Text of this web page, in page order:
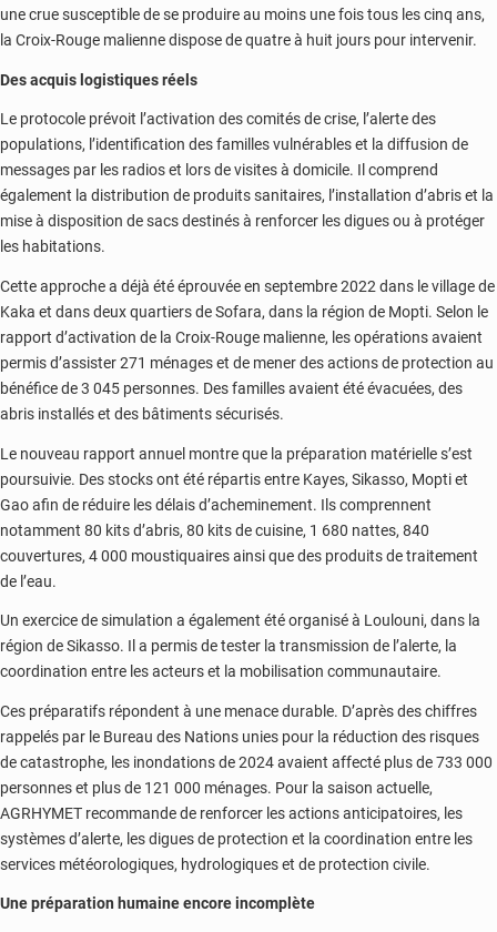
une crue susceptible de se produire au moins une fois tous les cinq ans,
la Croix-Rouge malienne dispose de quatre à huit jours pour intervenir.
Des acquis logistiques réels
Le protocole prévoit l’activation des comités de crise, l’alerte des
populations, l’identification des familles vulnérables et la diffusion de
messages par les radios et lors de visites à domicile. Il comprend
également la distribution de produits sanitaires, l’installation d’abris et la
mise à disposition de sacs destinés à renforcer les digues ou à protéger
les habitations.
Cette approche a déjà été éprouvée en septembre 2022 dans le village de
Kaka et dans deux quartiers de Sofara, dans la région de Mopti. Selon le
rapport d’activation de la Croix-Rouge malienne, les opérations avaient
permis d’assister 271 ménages et de mener des actions de protection au
bénéfice de 3 045 personnes. Des familles avaient été évacuées, des
abris installés et des bâtiments sécurisés.
Le nouveau rapport annuel montre que la préparation matérielle s’est
poursuivie. Des stocks ont été répartis entre Kayes, Sikasso, Mopti et
Gao afin de réduire les délais d’acheminement. Ils comprennent
notamment 80 kits d’abris, 80 kits de cuisine, 1 680 nattes, 840
couvertures, 4 000 moustiquaires ainsi que des produits de traitement
de l’eau.
Un exercice de simulation a également été organisé à Loulouni, dans la
région de Sikasso. Il a permis de tester la transmission de l’alerte, la
coordination entre les acteurs et la mobilisation communautaire.
Ces préparatifs répondent à une menace durable. D’après des chiffres
rappelés par le Bureau des Nations unies pour la réduction des risques
de catastrophe, les inondations de 2024 avaient affecté plus de 733 000
personnes et plus de 121 000 ménages. Pour la saison actuelle,
AGRHYMET recommande de renforcer les actions anticipatoires, les
systèmes d’alerte, les digues de protection et la coordination entre les
services météorologiques, hydrologiques et de protection civile.
Une préparation humaine encore incomplète